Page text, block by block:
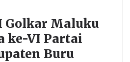
Golkar Maluku
ke-VI Partai
Buru